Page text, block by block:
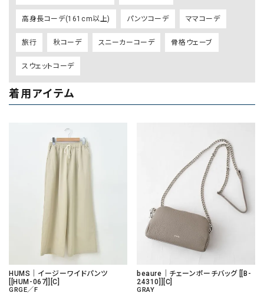
高身長コーデ(161cm以上) パンツコーデ ママコーデ
旅行 秋コーデ スニーカーコーデ 骨格ウェーブ
スウェットコーデ
着用アイテム
HUMS｜イージーワイドパンツ
[[HUM-067]][C]
GRGE／F
beaure｜チェーンポーチバッグ [[B-
24310]][C]
GRAY